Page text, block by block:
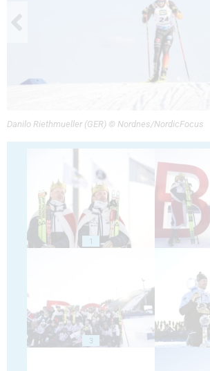
Danilo Riethmueller (GER) © Nordnes/NordicFocus
1
3